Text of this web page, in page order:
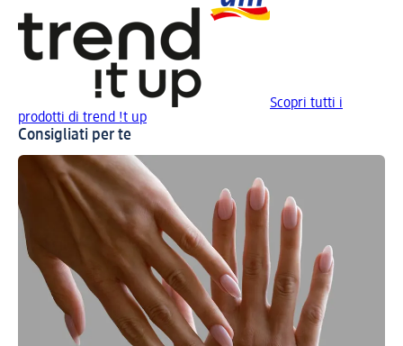
Scopri tutti i
prodotti di trend !t up
Consigliati per te